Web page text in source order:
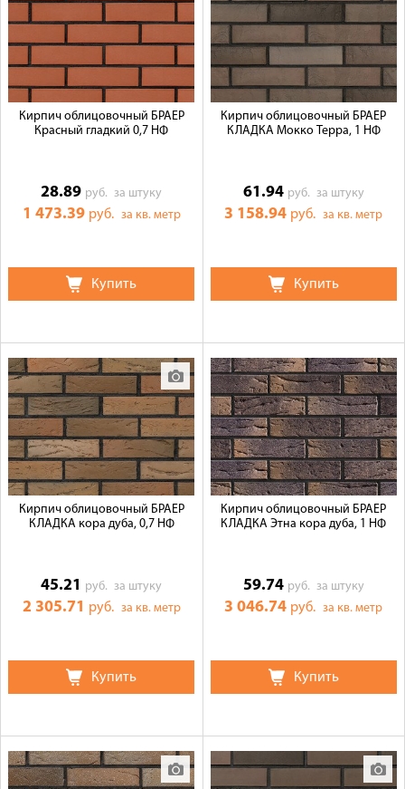
Кирпич облицовочный БРАЕР
Красный гладкий 0,7 НФ
28.89 руб.за штуку
1 473.39 руб. за кв. метр
Купить
Кирпич облицовочный БРАЕР
КЛАДКА Мокко Терра, 1 НФ
61.94 руб. за штуку
3 158.94 руб.за кв. метр
Купить
Кирпич облицовочный БРАЕР
КЛАДКА кора дуба, 0,7 НФ
45.21 руб.за штуку
2 305.71 руб. за кв. метр
Купить
Кирпич облицовочный БРАЕР
КЛАДКА Этна кора дуба, 1 НФ
59.74 руб. за штуку
3 046.74 руб.за кв. метр
Купить